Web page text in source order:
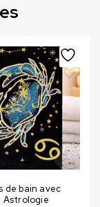
de bain avec
Astrologie